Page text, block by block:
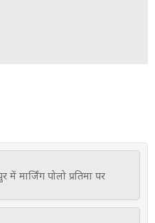
पोलो प्रतिमा पर